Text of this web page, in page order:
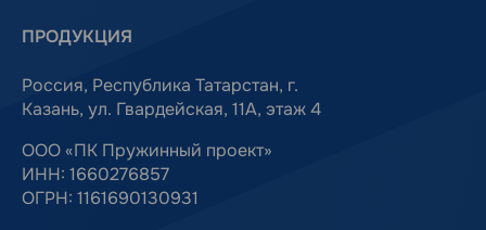
ПРОДУКЦИЯ
Россия, Республика Татарстан, г.
Казань, ул. Гвардейская, 11А, этаж 4
ООО «ПК Пружинный проект»
ИНН: 1660276857
ОГРН: 1161690130931